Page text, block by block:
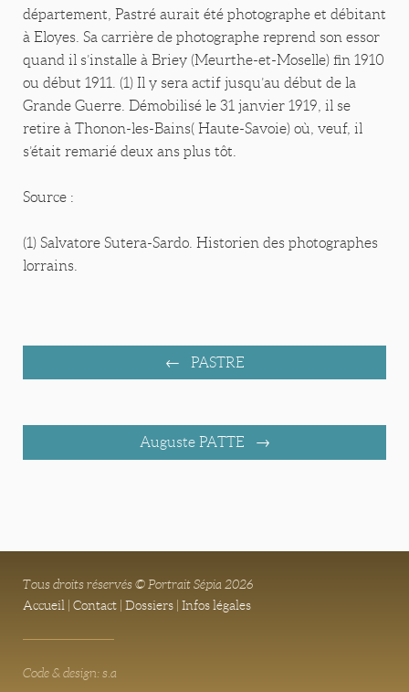
département, Pastré aurait été photographe et débitant
à Eloyes. Sa carrière de photographe reprend son essor
quand il s’installe à Briey (Meurthe-et-Moselle) fin 1910
ou début 1911. (1) Il y sera actif jusqu’au début de la
Grande Guerre. Démobilisé le 31 janvier 1919, il se
retire à Thonon-les-Bains( Haute-Savoie) où, veuf, il
s’était remarié deux ans plus tôt.
Source :
(1) Salvatore Sutera-Sardo. Historien des photographes
lorrains.
PASTRE
Auguste PATTE
Tous droits réservés © Portrait Sépia 2026
Accueil | Contact | Dossiers | Infos légales
Code & design: s.a